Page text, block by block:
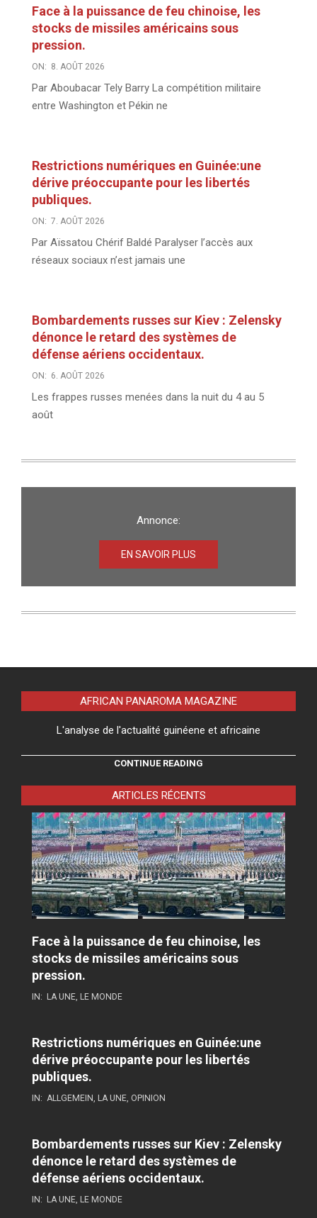
Face à la puissance de feu chinoise, les
stocks de missiles américains sous
pression.
ON: 8. AOÛT 2026
Par Aboubacar Tely Barry La compétition militaire
entre Washington et Pékin ne
Restrictions numériques en Guinée:une
dérive préoccupante pour les libertés
publiques.
ON: 7. AOÛT 2026
Par Aïssatou Chérif Baldé Paralyser l’accès aux
réseaux sociaux n’est jamais une
Bombardements russes sur Kiev : Zelensky
dénonce le retard des systèmes de
défense aériens occidentaux.
ON: 6. AOÛT 2026
Les frappes russes menées dans la nuit du 4 au 5
août
Annonce:
EN SAVOIR PLUS
AFRICAN PANAROMA MAGAZINE
L'analyse de l'actualité guinéene et africaine
CONTINUE READING
ARTICLES RÉCENTS
Face à la puissance de feu chinoise, les
stocks de missiles américains sous
pression.
IN: LA UNE, LE MONDE
Restrictions numériques en Guinée:une
dérive préoccupante pour les libertés
publiques.
IN: ALLGEMEIN, LA UNE, OPINION
Bombardements russes sur Kiev : Zelensky
dénonce le retard des systèmes de
défense aériens occidentaux.
IN: LA UNE, LE MONDE